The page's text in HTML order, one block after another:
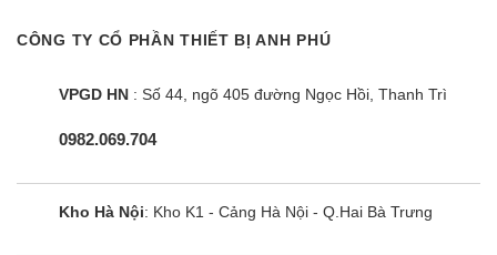
CÔNG TY CỔ PHẦN THIẾT BỊ ANH PHÚ
VPGD HN : Số 44, ngõ 405 đường Ngọc Hồi, Thanh Trì
0982.069.704
Kho Hà Nội: Kho K1 - Cảng Hà Nội - Q.Hai Bà Trưng